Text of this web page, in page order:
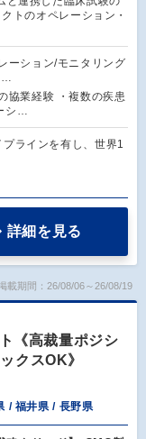
トのオペレーション・
ーション/モニタリング
…
協業経験 ・複数の疾患
シ…
ラインを有し、世界1
詳細を見る
載期間：26/08/06～26/08/19
《高裁量ポジシ
クスOK》
/ 福井県 / 長野県